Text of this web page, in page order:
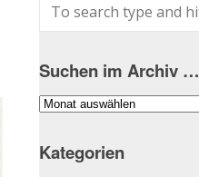
Suchen im Archiv …
Suchen
Archiv
Kategorien